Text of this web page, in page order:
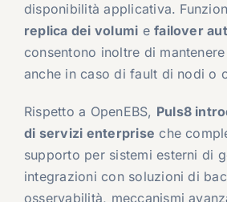
disponibilità applicativa.
replica dei volumi efailover
consentono inoltre di
anche in caso di fault di nodi o
Rispetto a OpenEBS, Puls8
di servizi enterprise che
supporto per sistemi esterni di
integrazioni con soluzioni di
osservabilità, meccanismi